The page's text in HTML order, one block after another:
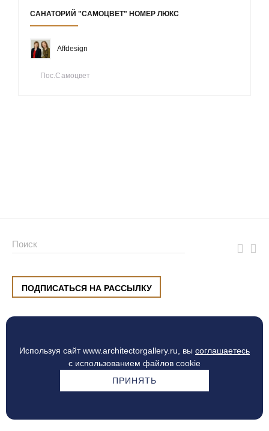
САНАТОРИЙ "САМОЦВЕТ" НОМЕР ЛЮКС
Affdesign
Пос.Самоцвет
Используя сайт www.architectorgallery.ru, вы соглашаетесь
с использованием файлов cookie
ПРИНЯТЬ
ПОДПИСАТЬСЯ НА РАССЫЛКУ
ул. Малышева, 8, Екатеринбург
Процесс оплаты